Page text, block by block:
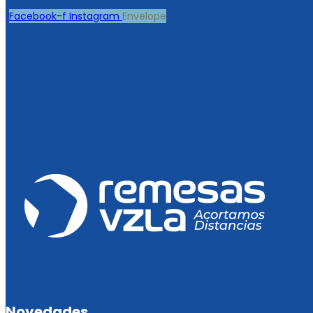
Facebook-f Instagram Envelope